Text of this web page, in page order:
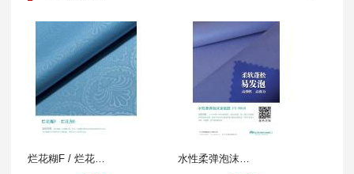
烂花糊F / 烂花剂E 水性柔弹泡沫涂层胶FS-804B